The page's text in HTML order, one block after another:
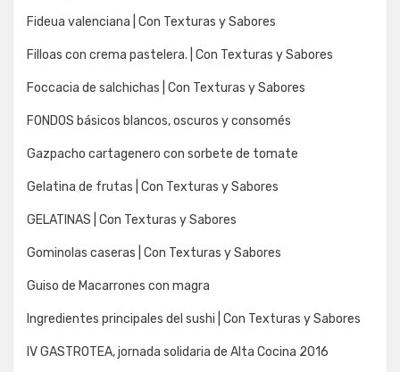
Fideua valenciana | Con Texturas y Sabores
Filloas con crema pastelera. | Con Texturas y Sabores
Foccacia de salchichas | Con Texturas y Sabores
FONDOS básicos blancos, oscuros y consomés
Gazpacho cartagenero con sorbete de tomate
Gelatina de frutas | Con Texturas y Sabores
GELATINAS | Con Texturas y Sabores
Gominolas caseras | Con Texturas y Sabores
Guiso de Macarrones con magra
Ingredientes principales del sushi | Con Texturas y Sabores
IV GASTROTEA, jornada solidaria de Alta Cocina 2016